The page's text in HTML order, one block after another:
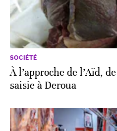
SOCIÉTÉ
À l’approche de l’Aïd,
saisie à Deroua